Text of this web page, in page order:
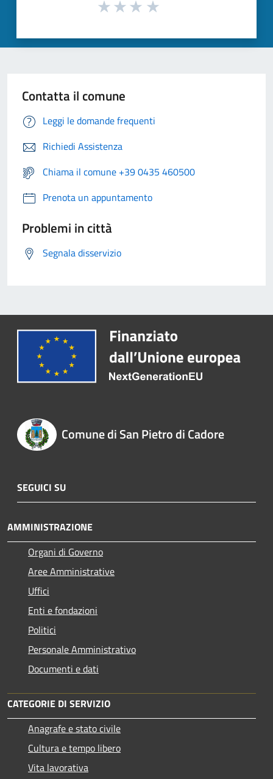
Contatta il comune
Leggi le domande frequenti
Richiedi Assistenza
Chiama il comune +39 0435 460500
Prenota un appuntamento
Problemi in città
Segnala disservizio
Comune di San Pietro di Cadore
SEGUICI SU
AMMINISTRAZIONE
Organi di Governo
Aree Amministrative
Uffici
Enti e fondazioni
Politici
Personale Amministrativo
Documenti e dati
CATEGORIE DI SERVIZIO
Anagrafe e stato civile
Cultura e tempo libero
Vita lavorativa